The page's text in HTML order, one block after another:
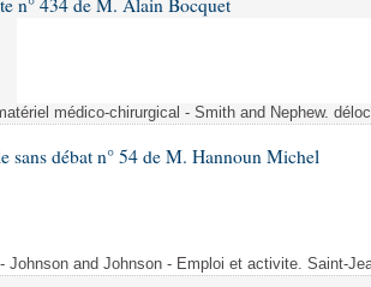
des lois
des lois
sociale
et orales
des débats
n° 434 de M. Alain Bocquet
médico-chirurgical - Smith and Nephew.
sans débat n° 54 de M. Hannoun Michel
Johnson and Johnson - Emploi et activite. Saint-